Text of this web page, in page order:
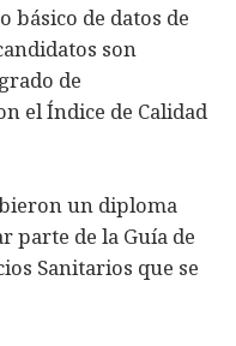
de datos de
son
de
el Índice de Calidad
un diploma
parte de la Guía de
Sanitarios que se